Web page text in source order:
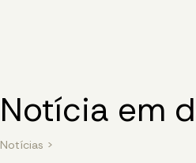
Notícia em
Notícias >